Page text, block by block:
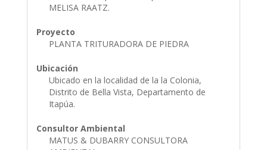
MELISA RAATZ.
Proyecto
PLANTA TRITURADORA DE PIEDRA
Ubicación
Ubicado en la localidad de la la Colonia,
Distrito de Bella Vista, Departamento de
Itapúa.
Consultor Ambiental
MATUS & DUBARRY CONSULTORA